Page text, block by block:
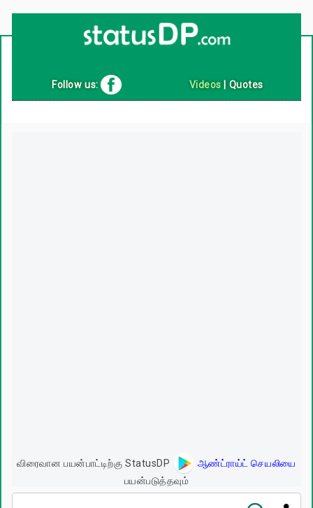
Follow us: Videos Quotes
விரைவான பயன்பாட்டிற்கு StatusDP
ஆண்ட்ராய்ட் செயலியை
பயன்படுத்தவும்